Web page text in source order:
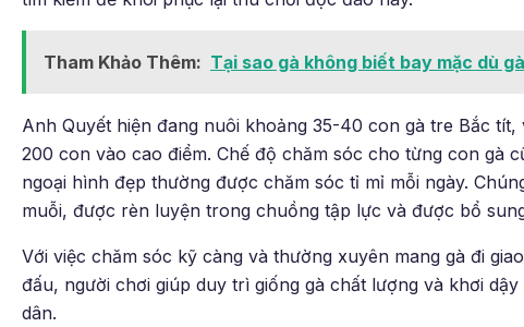
Tham Khảo Thêm: Tại sao gà không biết bay mặc dù
Anh Quyết hiện đang nuôi khoảng 35-40 con gà tre Bắc
200 con vào cao điểm. Chế độ chăm sóc cho từng con gà
ngoại hình đẹp thường được chăm sóc tỉ mỉ mỗi ngày.
muỗi, được rèn luyện trong chuồng tập lực và được bổ
Với việc chăm sóc kỹ càng và thường xuyên mang gà đi
đấu, người chơi giúp duy trì giống gà chất lượng và khơi
dân.